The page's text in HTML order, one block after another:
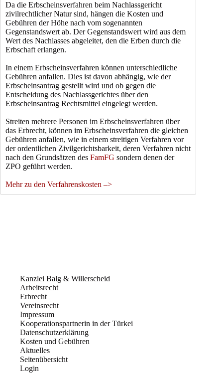
Da die Erbscheinsverfahren beim Nachlassgericht
zivilrechtlicher Natur sind, hängen die Kosten und
Gebühren der Höhe nach vom sogenannten
Gegenstandswert ab. Der Gegenstandswert wird aus dem
Wert des Nachlasses abgeleitet, den die Erben durch die
Erbschaft erlangen.
In einem Erbscheinsverfahren können unterschiedliche
Gebühren anfallen. Dies ist davon abhängig, wie der
Erbscheinsantrag gestellt wird und ob gegen die
Entscheidung des Nachlassgerichtes über den
Erbscheinsantrag Rechtsmittel eingelegt werden.
Streiten mehrere Personen im Erbscheinsverfahren über
das Erbrecht, können im Erbscheinsverfahren die gleichen
Gebühren anfallen, wie in einem streitigen Verfahren vor
der ordentlichen Zivilgerichtsbarkeit, deren Verfahren nicht
nach den Grundsätzen des FamFG sondern denen der
ZPO geführt werden.
Mehr zu den Verfahrenskosten –>
Kanzlei Balg & Willerscheid
Arbeitsrecht
Erbrecht
Vereinsrecht
Impressum
Kooperationspartnerin in der Türkei
Datenschutzerklärung
Kosten und Gebühren
Aktuelles
Seitenübersicht
Login